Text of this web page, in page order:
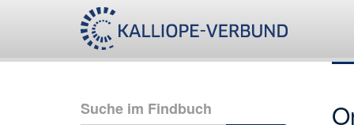
Suche im Findbuch